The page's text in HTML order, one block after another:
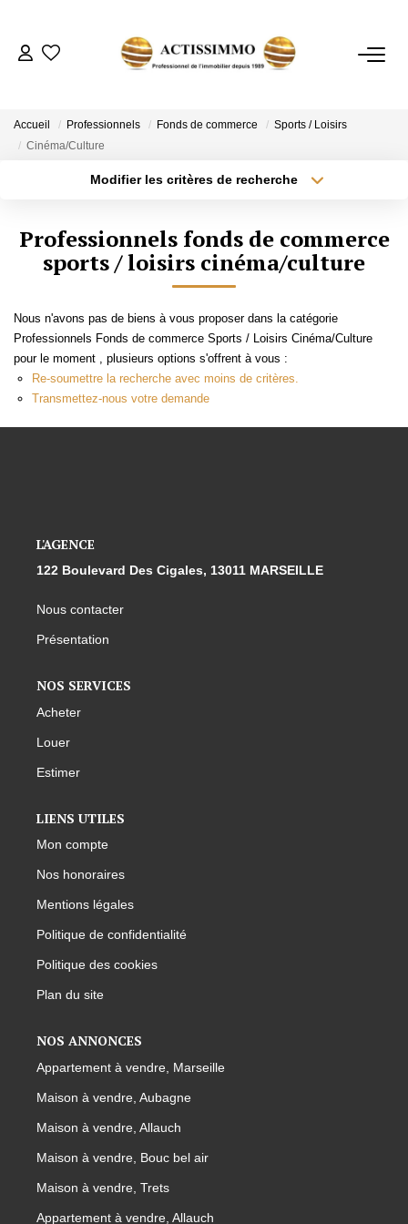
ACHETER
ESTIMER
NOTRE AGENCE
CONTACT
Accueil Professionnels Fonds de commerce
Sports / Loisirs
Cinéma/Culture
Modifier les critères de recherche
Sélectionnez...
Type de bien
Surface min
Créer une alerte
Professionnels fonds de commerce
sports / loisirs cinéma/culture
Nous n'avons pas de biens à vous proposer dans la catégorie
Professionnels Fonds de commerce Sports / Loisirs Cinéma/Culture
pour le moment , plusieurs options s'offrent à vous :
Re-soumettre la recherche avec moins de critères.
Transmettez-nous votre demande
L'AGENCE
122 Boulevard Des Cigales, 13011 MARSEILLE
Nous contacter
Présentation
NOS SERVICES
Acheter
Louer
Estimer
LIENS UTILES
Mon compte
Nos honoraires
Mentions légales
Politique de confidentialité
Politique des cookies
Plan du site
NOS ANNONCES
Appartement à vendre, Marseille
Maison à vendre, Aubagne
Maison à vendre, Allauch
Maison à vendre, Bouc bel air
Maison à vendre, Trets
Appartement à vendre, Allauch